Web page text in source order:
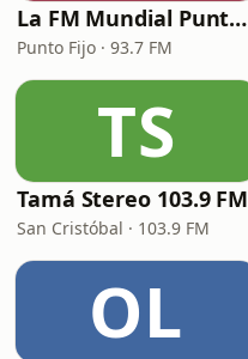
La FM Mundial Punto Fijo
Punto Fijo · 93.7 FM
TS
Tamá Stereo 103.9 FM
San Cristóbal · 103.9 FM
OL